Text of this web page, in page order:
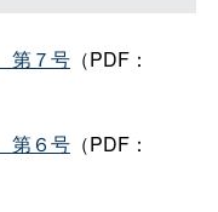
第７号（PDF：
第６号（PDF：